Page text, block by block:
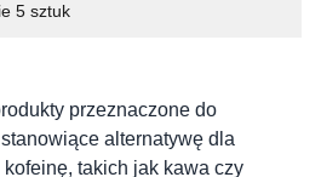
5 sztuk
przeznaczone do
alternatywę dla
takich jak kawa czy